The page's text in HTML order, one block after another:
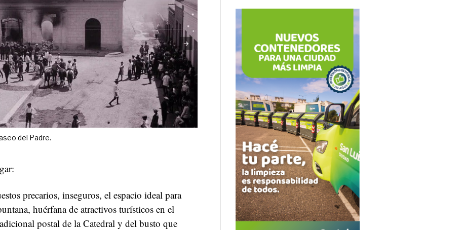
del Padre.
precarios, inseguros, el espacio ideal para
huérfana de atractivos turísticos en el
postal de la Catedral y del busto que